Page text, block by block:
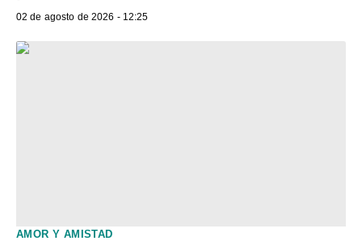
02 de agosto de 2026 - 12:25
AMOR Y AMISTAD